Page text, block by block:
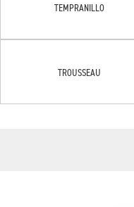
TEMPRANILLO
TROUSSEAU